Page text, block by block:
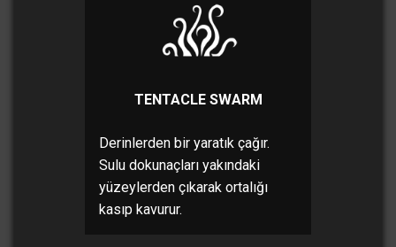
TENTACLE SWARM
Derinlerden bir yaratık çağır.
Sulu dokunaçları yakındaki
yüzeylerden çıkarak ortalığı
kasıp kavurur.